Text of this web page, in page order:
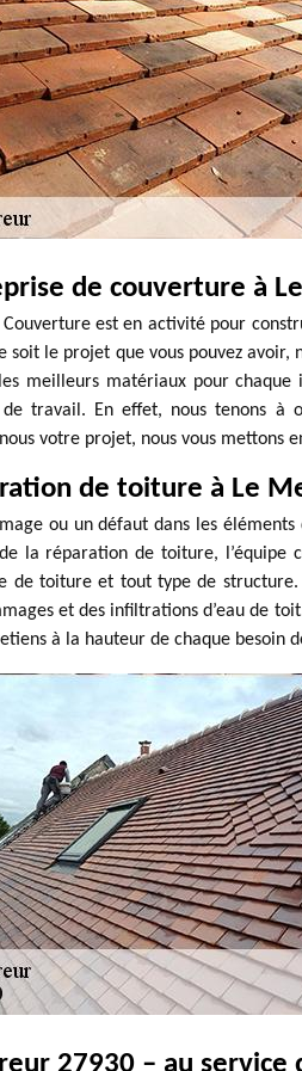
de couverture à
Couverture est en activité pour
soit le projet que vous pouvez
meilleurs matériaux pour
travail. En effet, nous tenons à
votre projet, nous vous mettons
de toiture à Le
ou un défaut dans les
la réparation de toiture, l’équipe
de toiture et tout type de structure.
et des infiltrations d’eau de
à la hauteur de chaque besoin
27930 – au